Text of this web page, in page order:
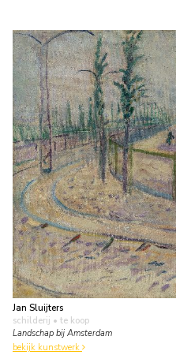
Jan Sluijters
schilderij • te koop
Landschap bij Amsterdam
bekijk kunstwerk